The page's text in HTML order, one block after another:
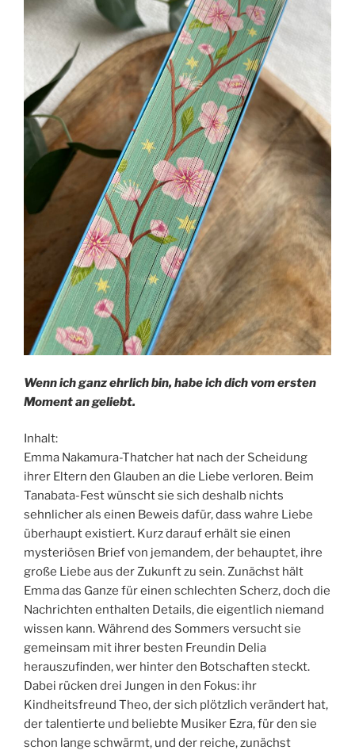
Wenn ich ganz ehrlich bin, habe ich dich vom ersten
Moment an geliebt.
Inhalt:
Emma Nakamura-Thatcher hat nach der Scheidung
ihrer Eltern den Glauben an die Liebe verloren. Beim
Tanabata-Fest wünscht sie sich deshalb nichts
sehnlicher als einen Beweis dafür, dass wahre Liebe
überhaupt existiert. Kurz darauf erhält sie einen
mysteriösen Brief von jemandem, der behauptet, ihre
große Liebe aus der Zukunft zu sein. Zunächst hält
Emma das Ganze für einen schlechten Scherz, doch die
Nachrichten enthalten Details, die eigentlich niemand
wissen kann. Während des Sommers versucht sie
gemeinsam mit ihrer besten Freundin Delia
herauszufinden, wer hinter den Botschaften steckt.
Dabei rücken drei Jungen in den Fokus: ihr
Kindheitsfreund Theo, der sich plötzlich verändert hat,
der talentierte und beliebte Musiker Ezra, für den sie
schon lange schwärmt, und der reiche, zunächst